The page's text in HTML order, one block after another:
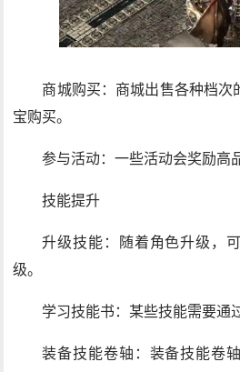
商城购买：商城出售各种档次
宝购买。
参与活动：一些活动会奖励高
技能提升
升级技能：随着角色升级，
级。
学习技能书：某些技能需要通
装备技能卷轴：装备技能卷